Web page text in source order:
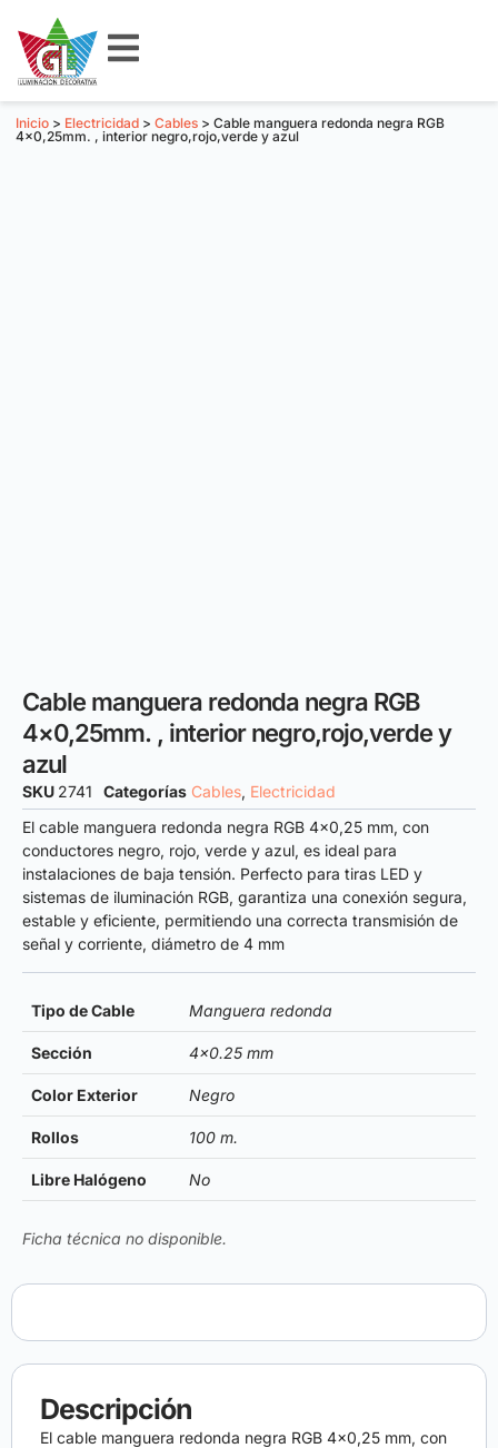
Inicio > Electricidad > Cables > Cable manguera redonda negra RGB
4×0,25mm. , interior negro,rojo,verde y azul
Cable manguera redonda negra RGB
4×0,25mm. , interior negro,rojo,verde y
azul
SKU 2741 Categorías Cables, Electricidad
El cable manguera redonda negra RGB 4×0,25 mm, con
conductores negro, rojo, verde y azul, es ideal para
instalaciones de baja tensión. Perfecto para tiras LED y
sistemas de iluminación RGB, garantiza una conexión segura,
estable y eficiente, permitiendo una correcta transmisión de
señal y corriente, diámetro de 4 mm
Tipo de Cable Manguera redonda
Sección 4×0.25 mm
Color Exterior Negro
Rollos 100 m.
Libre Halógeno No
Ficha técnica no disponible.
Descripción
El cable manguera redonda negra RGB 4×0,25 mm, con